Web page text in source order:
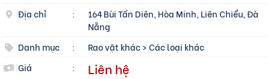
Địa chỉ
:
164 Bùi Tấn Diên, Hòa Minh, Liên Chiểu, Đà
Nẵng
Danh mục
: Rao vặt khác>Các loại khác
Giá
: Liên hệ